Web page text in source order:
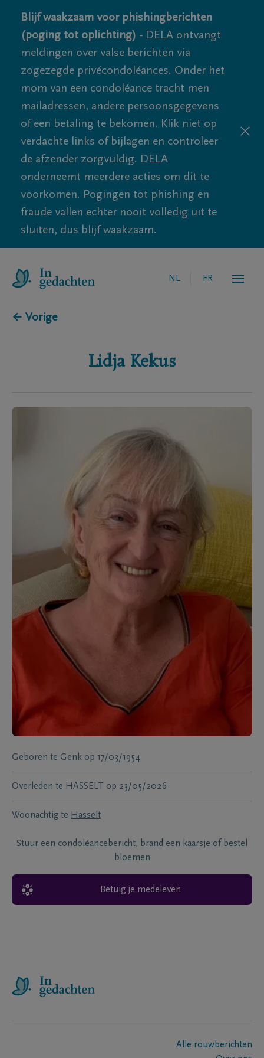
Blijf waakzaam voor phishingberichten
(poging tot oplichting) - DELA ontvangt
meldingen over valse berichten via
zogezegde privécondoléances. Onder het
mom van een condoléance tracht men
mailadressen, andere persoonsgegevens
of een betaling te bekomen. Klik niet op
verdachte links of bijlagen en controleer
de afzender zorgvuldig. DELA
onderneemt meerdere acties om dit te
voorkomen. Pogingen tot phishing en
fraude vallen echter nooit volledig uit te
sluiten, dus blijf waakzaam.
NL FR
← Vorige
Lidja Kekus
Geboren te Genk op 17/03/1954
Overleden te HASSELT op 23/05/2026
Woonachtig te Hasselt
Stuur een condoléancebericht, brand een kaarsje of bestel
bloemen
Betuig je medeleven
Alle rouwberichten